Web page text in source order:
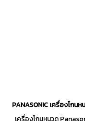
PANASONIC เครื่องโก
เครื่องโกนหนวด